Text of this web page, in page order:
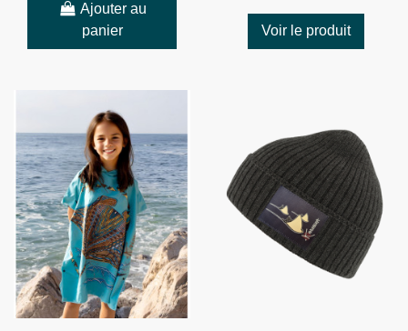
Ajouter au
panier
Voir le produit